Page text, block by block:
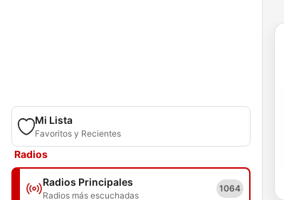
Mi Lista
Favoritos y Recientes
Radios
Radios Principales
Radios más escuchadas
1064